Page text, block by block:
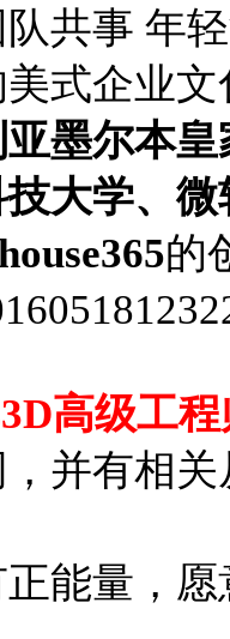
共事 年
式企业
墨尔本
大学、微
的
高级工
并有相
能量，